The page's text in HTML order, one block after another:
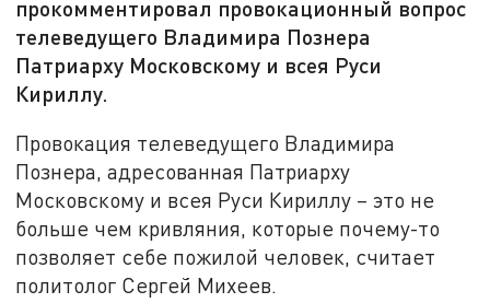
прокомментировал провокационный вопрос
телеведущего Владимира Познера
Патриарху Московскому и всея Руси
Кириллу.
Провокация телеведущего Владимира
Познера, адресованная Патриарху
Московскому и всея Руси Кириллу – это не
больше чем кривляния, которые почему-то
позволяет себе пожилой человек, считает
политолог Сергей Михеев.